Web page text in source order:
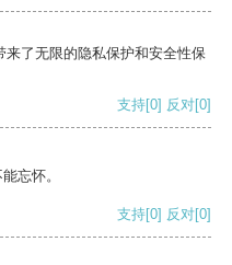
了无限的隐私保护和安全性保
支持[0] 反对[0]
忘怀。
支持[0] 反对[0]